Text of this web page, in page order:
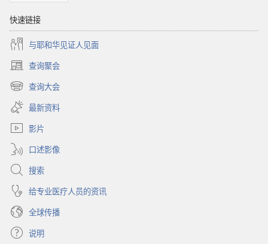
快速链接
与耶和华见证人见面
查询聚会
（打
开
新
窗
口）
查询大会
（打
开
新
窗
最新资料
影片
口述影像
搜索
给专业医疗人员的资讯
全球传播
说明